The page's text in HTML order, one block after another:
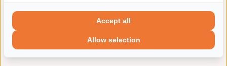
Allow selection
Accept all